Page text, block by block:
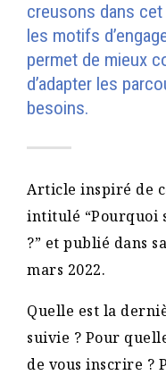
creusons dans
les motifs
permet de mieux
d’adapter les
besoins.
Article inspiré de
intitulé “Pourquoi
?” et publié dans
mars 2022.
Quelle est la
suivie ? Pour
de vous inscrire ?